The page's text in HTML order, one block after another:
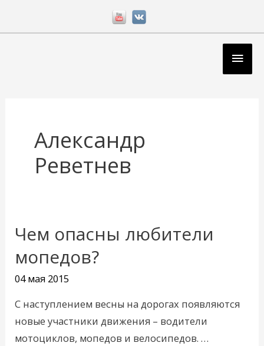
Александр
Реветнев
Чем опасны любители
мопедов?
04 мая 2015
С наступлением весны на дорогах появляются
новые участники движения – водители
мотоциклов, мопедов и велосипедов. …
Чем
любители
мопедов?